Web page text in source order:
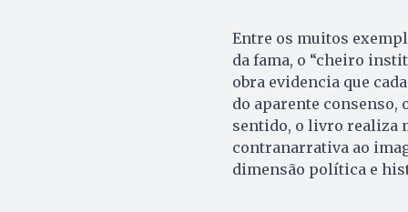
Entre os muitos
da fama, o “cheiro
obra evidencia que
do aparente consenso,
sentido, o livro realiza
contranarrativa ao
dimensão política e